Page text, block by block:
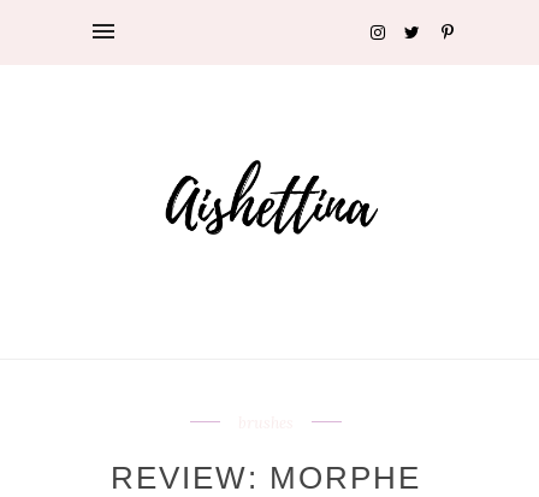
REVIEW: MORPHE